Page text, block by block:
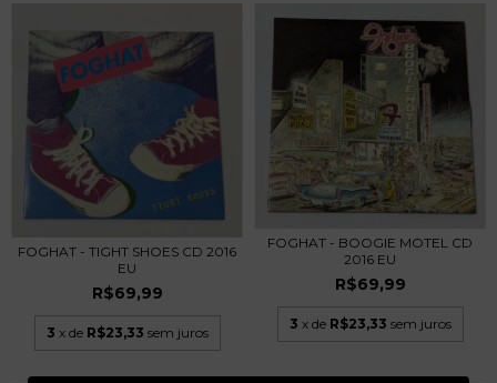
FOGHAT - TIGHT SHOES CD 2016
EU
R$69,99
3 x de R$23,33 sem juros
FOGHAT - BOOGIE MOTEL CD
2016 EU
R$69,99
3 x de R$23,33 sem juros